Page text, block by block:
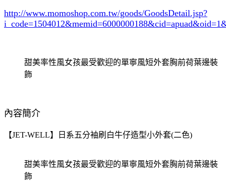
http://www.momoshop.com.tw/goods/GoodsDetail.jsp?
i_code=1504012
甜美率性風女孩最受歡迎的單寧風短外套胸前荷葉邊裝
飾
內容簡介
【JET-WELL】日系五分袖刷白牛仔造型小外套(二色)
甜美率性風女孩最受歡迎的單寧風短外套胸前荷葉邊裝
飾